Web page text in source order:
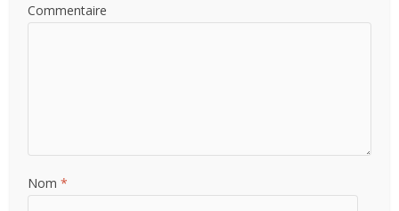
Commentaire
Nom*